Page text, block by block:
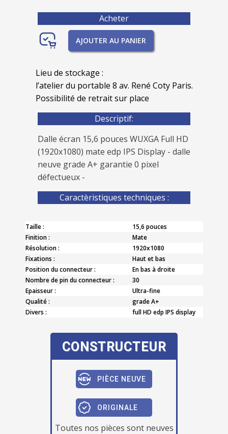
Acheter
AJOUTER AU PANIER
Lieu de stockage :
l’atelier du portable 8 av. René Coty Paris.
Possibilité de retrait sur place
Descriptif:
Dalle écran 15,6 pouces WUXGA Full HD
(1920x1080) mate edp IPS Display - dalle
neuve grade A+ garantie 0 pixel
défectueux -
Caractèristiques techniques :
Taille :
15,6 pouces
Finition :
Mate
Résolution :
1920x1080
Fixations :
Haut et bas
Position du connecteur :
En bas à droite
Nombre de pin du connecteur :
30
Epaisseur :
Ultra-fine
Qualité :
grade A+
Divers :
full HD edp IPS display
CONSTRUCTEUR
PIÈCE NEUVE
ORIGINALE
Toutes nos pièces sont neuves